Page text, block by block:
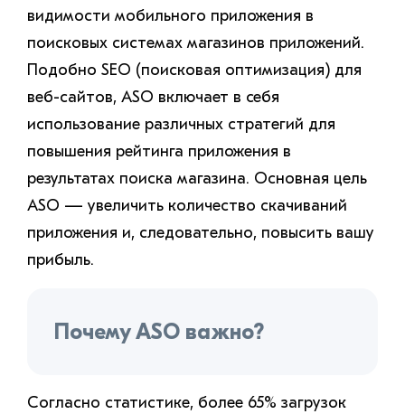
видимости мобильного приложения в
поисковых системах магазинов приложений.
Подобно SEO (поисковая оптимизация) для
веб-сайтов, ASO включает в себя
использование различных стратегий для
повышения рейтинга приложения в
результатах поиска магазина. Основная цель
ASO — увеличить количество скачиваний
приложения и, следовательно, повысить вашу
прибыль.
Почему ASO важно?
Согласно статистике, более 65% загрузок